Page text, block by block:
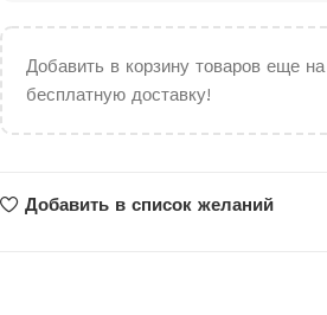
Добавить в корзину товаров еще на
бесплатную доставку!
Добавить в список желаний